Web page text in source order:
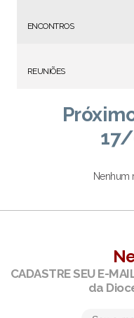
ENCONTROS
REUNIÕES
Nenhum
CADASTRE SEU E-
da